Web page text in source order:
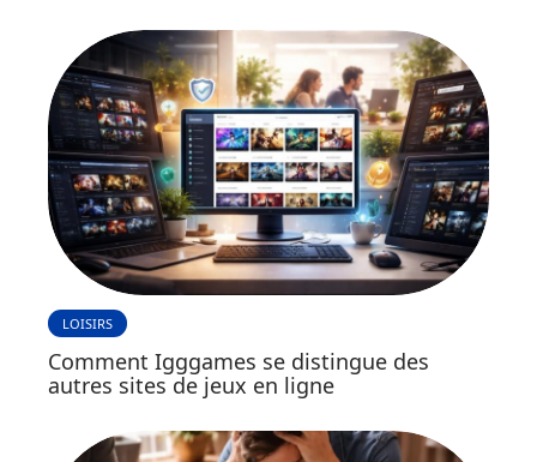
LOISIRS
Comment Igggames se distingue des
autres sites de jeux en ligne